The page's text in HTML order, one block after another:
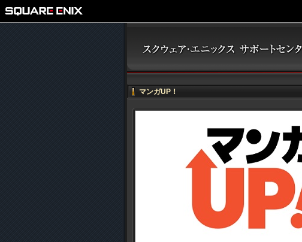
マンガUP！